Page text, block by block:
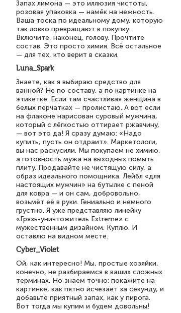
Запах лимона — это иллюзия чистоты,
розовая упаковка — намёк на нежность.
Ваша тоска по идеальному дому, которую
так ловко превращают в покупку.
Включите, наконец, голову. Прочтите
состав. Это просто химия. Всё остальное
— для тех, кто верит в сказки.
Luna_Spark
Знаете, как я выбираю средство для
ванной? Не по составу, а по картинке на
этикетке. Если там счастливая женщина в
белых перчатках — пролистаю. А вот если
на флаконе нарисован суровый мужчина,
который с лёгкостью оттирает ржавчину,
— вот это да! Я сразу думаю: «Надо
купить, пусть он отдраит». Маркетологи,
вы нас раскусили. Мы покупаем не химию,
а готовность мужа на выходных помыть
плиту. Продавайте не чистящую силу, а
образ идеального помощника. Лейбл «для
настоящих мужчин» на бутылке с пеной
для ковра — и он сам, добровольно,
возьмёт её в руки. Гениально и немного
грустно. Я уже представляю линейку
«Грязь-уничтожитель Extreme» с
мужественным дизайном. Куплю. И
оставлю на видном месте.
Cyber_Violet
Ой, как интересно! Мы, простые хозяйки,
конечно, не разбираемся в ваших сложных
терминах. Но знаем точно: покажите на
картинке, как пятно исчезает за секунду, и
добавьте приятный запах, как у пирога.
Вот тогда мы купим и будем довольны!